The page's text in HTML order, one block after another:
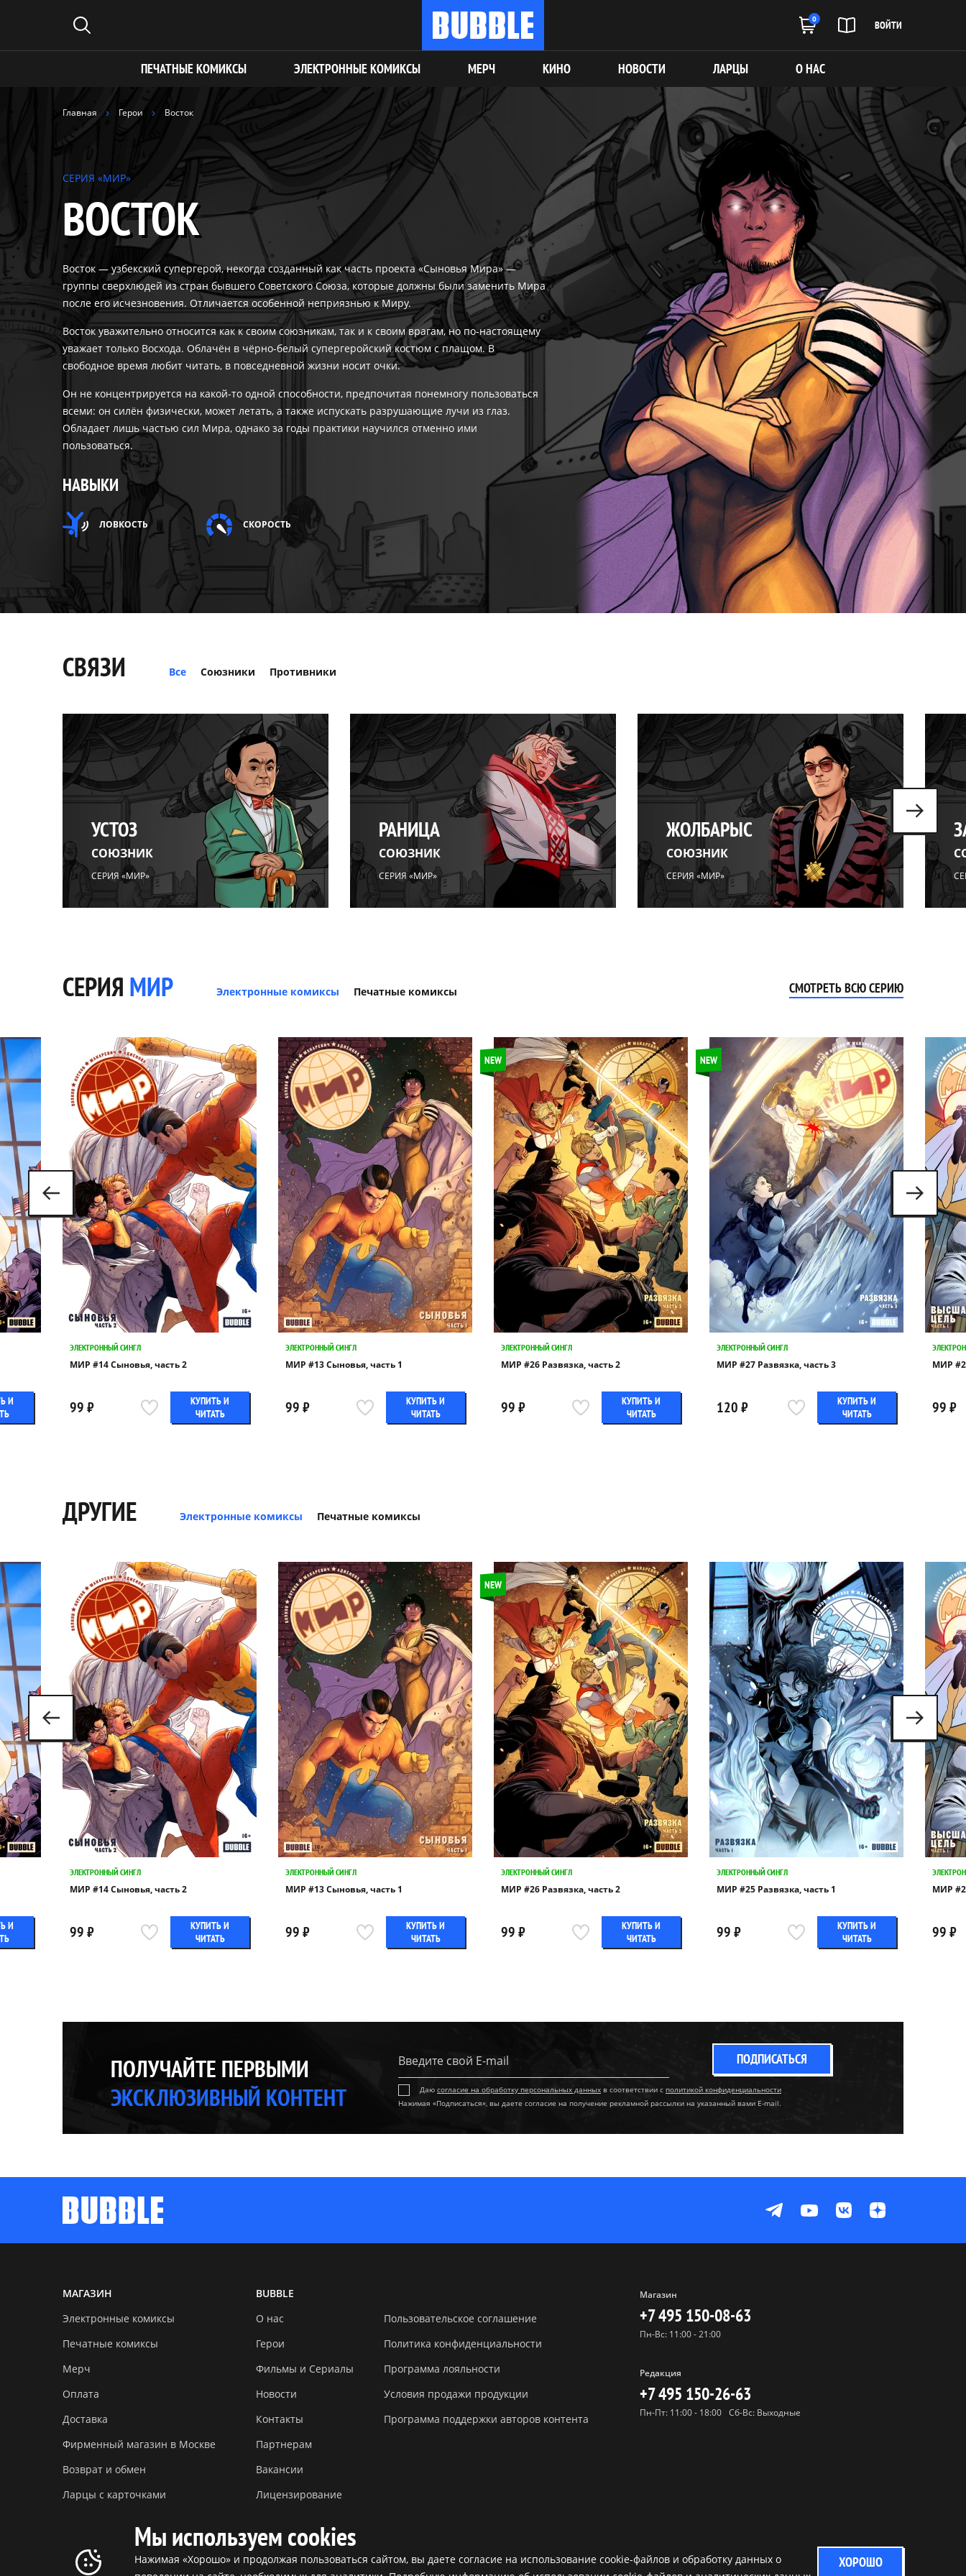
0 ВОЙТИ
ПЕЧАТНЫЕ КОМИКСЫ ЭЛЕКТРОННЫЕ КОМИКСЫ МЕРЧ КИНО НОВОСТИ ЛАРЦЫ О НАС
Главная Герои Восток
СЕРИЯ «МИР»
ВОСТОК
Восток — узбекский супергерой, некогда созданный как часть проекта «Сыновья Мира» —
группы сверхлюдей из стран бывшего Советского Союза, которые должны были заменить Мира
после его исчезновения. Отличается особенной неприязнью к Миру.
Восток уважительно относится как к своим союзникам, так и к своим врагам, но по-настоящему
уважает только Восхода. Облачён в чёрно-белый супергеройский костюм с плащом. В
свободное время любит читать, в повседневной жизни носит очки.
Он не концентрируется на какой-то одной способности, предпочитая понемногу пользоваться
всеми: он силён физически, может летать, а также испускать разрушающие лучи из глаз.
Обладает лишь частью сил Мира, однако за годы практики научился отменно ими
пользоваться.
НАВЫКИ
ЛОВКОСТЬ СКОРОСТЬ
СВЯЗИ Все Союзники Противники
УСТОЗ
СОЮЗНИК
СЕРИЯ «МИР»
РАНИЦА
СОЮЗНИК
СЕРИЯ «МИР»
ЖОЛБАРЫС
СОЮЗНИК
СЕРИЯ «МИР»
СЕРИЯ МИР Электронные комиксы Печатные комиксы СМОТРЕТЬ ВСЮ СЕРИЮ
И
ЭЛЕКТРОННЫЙ СИНГЛ
МИР #14 Сыновья, часть 2
99 ₽
КУПИТЬ И
ЧИТАТЬ
ЭЛЕКТРОННЫЙ СИНГЛ
МИР #13 Сыновья, часть 1
99 ₽
КУПИТЬ И
ЧИТАТЬ
NEW
ЭЛЕКТРОННЫЙ СИНГЛ
МИР #26 Развязка, часть 2
99 ₽
КУПИТЬ И
ЧИТАТЬ
NEW
ЭЛЕКТРОННЫЙ СИНГЛ
МИР #27 Развязка, часть 3
120 ₽
КУПИТЬ И
ЧИТАТЬ
МИР
99 ₽
ДРУГИЕ Электронные комиксы Печатные комиксы
И
ЭЛЕКТРОННЫЙ СИНГЛ
МИР #14 Сыновья, часть 2
99 ₽
КУПИТЬ И
ЧИТАТЬ
ЭЛЕКТРОННЫЙ СИНГЛ
МИР #13 Сыновья, часть 1
99 ₽
КУПИТЬ И
ЧИТАТЬ
NEW
ЭЛЕКТРОННЫЙ СИНГЛ
МИР #26 Развязка, часть 2
99 ₽
КУПИТЬ И
ЧИТАТЬ
ЭЛЕКТРОННЫЙ СИНГЛ
МИР #25 Развязка, часть 1
99 ₽
КУПИТЬ И
ЧИТАТЬ
МИР
99 ₽
ПОЛУЧАЙТЕ ПЕРВЫМИ
ЭКСКЛЮЗИВНЫЙ КОНТЕНТ
ПОДПИСАТЬСЯ
Даю согласие на обработку персональных данных в соответствии с политикой конфиденциальности
Нажимая «Подписаться», вы даете согласие на получение рекламной рассылки на указанный вами E-mail.
МАГАЗИН
Электронные комиксы
Печатные комиксы
Мерч
Оплата
Доставка
Фирменный магазин в Москве
Возврат и обмен
Ларцы с карточками
BUBBLE
О нас
Герои
Фильмы и Сериалы
Новости
Контакты
Партнерам
Вакансии
Лицензирование
Пользовательское соглашение
Политика конфиденциальности
Программа лояльности
Условия продажи продукции
Программа поддержки авторов контента
Магазин
+7 495 150-08-63
Пн-Вс: 11:00 - 21:00
Редакция
+7 495 150-26-63
Пн-Пт: 11:00 - 18:00 Сб-Вс: Выходные
Мы используем cookies
Нажимая «Хорошо» и продолжая пользоваться сайтом, вы даете согласие на использование cookie-файлов и обработку данных о
ХОРОШО